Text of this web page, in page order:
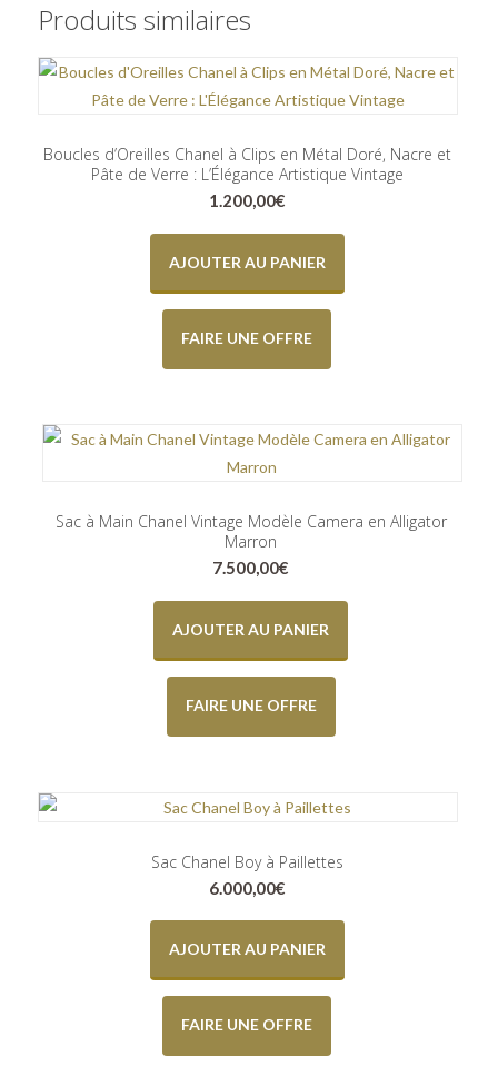
Produits similaires
Boucles d’Oreilles Chanel à Clips en Métal Doré, Nacre et
Pâte de Verre : L’Élégance Artistique Vintage
1.200,00€
AJOUTER AU PANIER
FAIRE UNE OFFRE
Sac à Main Chanel Vintage Modèle Camera en Alligator
Marron
7.500,00€
AJOUTER AU PANIER
FAIRE UNE OFFRE
Sac Chanel Boy à Paillettes
6.000,00€
AJOUTER AU PANIER
FAIRE UNE OFFRE